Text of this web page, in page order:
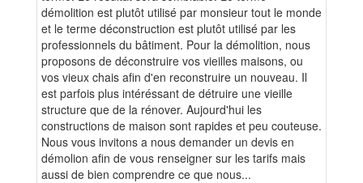
démolition est plutôt utilisé par monsieur tout le monde
et le terme déconstruction est plutôt utilisé par les
professionnels du bâtiment. Pour la démolition, nous
proposons de déconstruire vos vieilles maisons, ou
vos vieux chais afin d'en reconstruire un nouveau. Il
est parfois plus intéréssant de détruire une vieille
structure que de la rénover. Aujourd'hui les
constructions de maison sont rapides et peu couteuse.
Nous vous invitons a nous demander un devis en
démolion afin de vous renseigner sur les tarifs mais
aussi de bien comprendre ce que nous...